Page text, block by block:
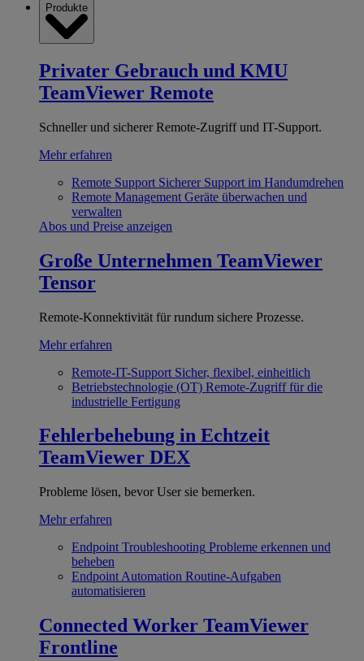
Produkte
Privater Gebrauch und KMU
TeamViewer Remote
Schneller und sicherer Remote-Zugriff und IT-Support.
Mehr erfahren
Remote Support Sicherer Support im Handumdrehen
Remote Management Geräte überwachen und
verwalten
Abos und Preise anzeigen
Große Unternehmen TeamViewer
Tensor
Remote-Konnektivität für rundum sichere Prozesse.
Mehr erfahren
Remote-IT-Support Sicher, flexibel, einheitlich
Betriebstechnologie (OT) Remote-Zugriff für die
industrielle Fertigung
Fehlerbehebung in Echtzeit
TeamViewer DEX
Probleme lösen, bevor User sie bemerken.
Mehr erfahren
Endpoint Troubleshooting Probleme erkennen und
beheben
Endpoint Automation Routine-Aufgaben
automatisieren
Connected Worker TeamViewer
Frontline